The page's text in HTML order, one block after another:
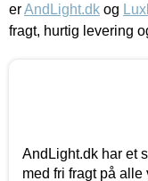
erAndLight.dk og
fragt, hurtig levering
AndLight.dk har et
med fri fragt på alle